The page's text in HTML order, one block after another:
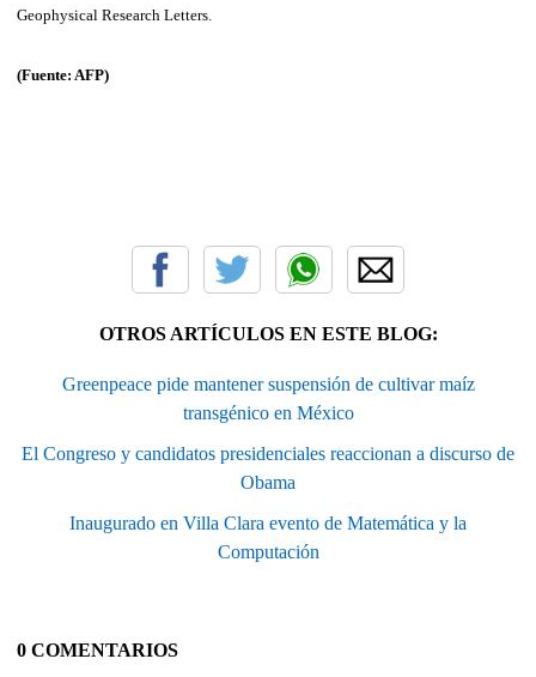
Geophysical Research Letters.
(Fuente: AFP)
OTROS ARTÍCULOS EN ESTE BLOG:
Greenpeace pide mantener suspensión de cultivar maíz
transgénico en México
El Congreso y candidatos presidenciales reaccionan a discurso de
Obama
Inaugurado en Villa Clara evento de Matemática y la
Computación
0 COMENTARIOS